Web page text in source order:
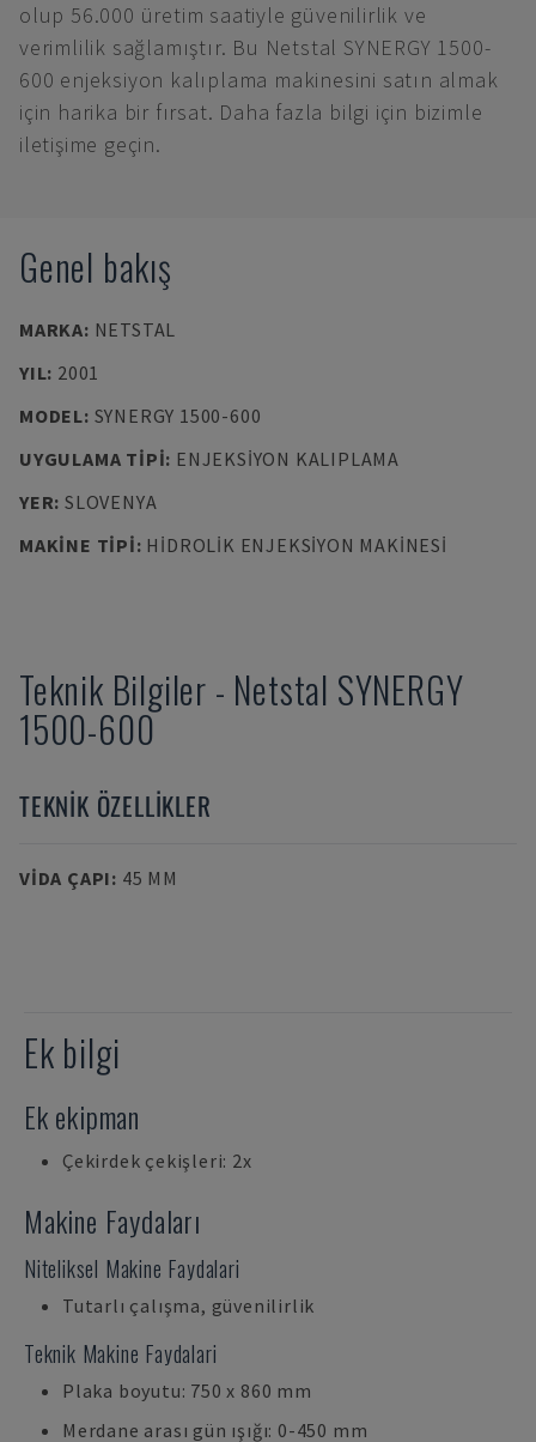
olup 56.000 üretim saatiyle güvenilirlik ve
verimlilik sağlamıştır. Bu Netstal SYNERGY 1500-
600 enjeksiyon kalıplama makinesini satın almak
için harika bir fırsat. Daha fazla bilgi için bizimle
iletişime geçin.
Genel bakış
MARKA: NETSTAL
YIL: 2001
MODEL: SYNERGY 1500-600
UYGULAMA TIPI: ENJEKSIYON KALIPLAMA
YER: SLOVENYA
MAKINE TIPI: HIDROLIK ENJEKSIYON MAKINESI
Teknik Bilgiler - Netstal SYNERGY
1500-600
TEKNIK ÖZELLIKLER
VIDA ÇAPI: 45 MM
Ek bilgi
Ek ekipman
Çekirdek çekişleri: 2x
Makine Faydaları
Niteliksel Makine Faydalari
Tutarlı çalışma, güvenilirlik
Teknik Makine Faydalari
Plaka boyutu: 750 x 860 mm
Merdane arası gün ışığı: 0-450 mm